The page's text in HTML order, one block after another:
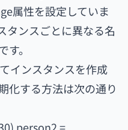
属性を設定していま
タンスごとに異なる名
。
インスタンスを作成
化する方法は次の通り
person2 =